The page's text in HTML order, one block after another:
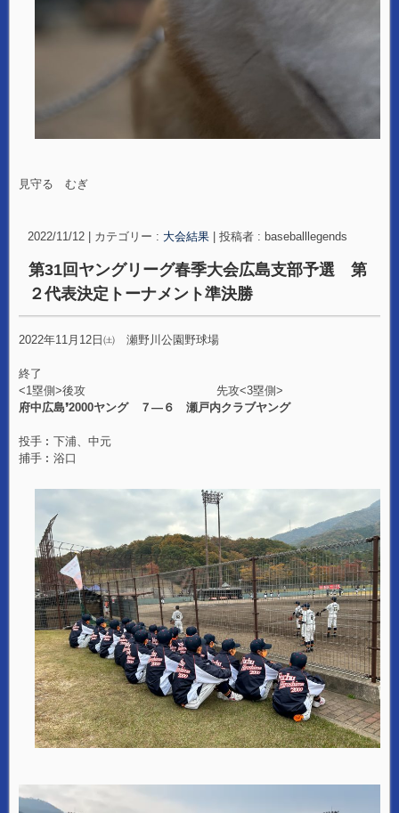
見守る むぎ
2022/11/12 カテゴリー : 大会結果 投稿者 : baseballlegends
第31回ヤングリーグ春季大会広島支部予選 第
２代表決定トーナメント準決勝
2022年11月12日㈯ 瀬野川公園野球場
終了
<1塁側>後攻 先攻<3塁側>
府中広島❜2000ヤング ７―６ 瀬戸内クラブヤング
投手︰下浦、中元
捕手︰浴口